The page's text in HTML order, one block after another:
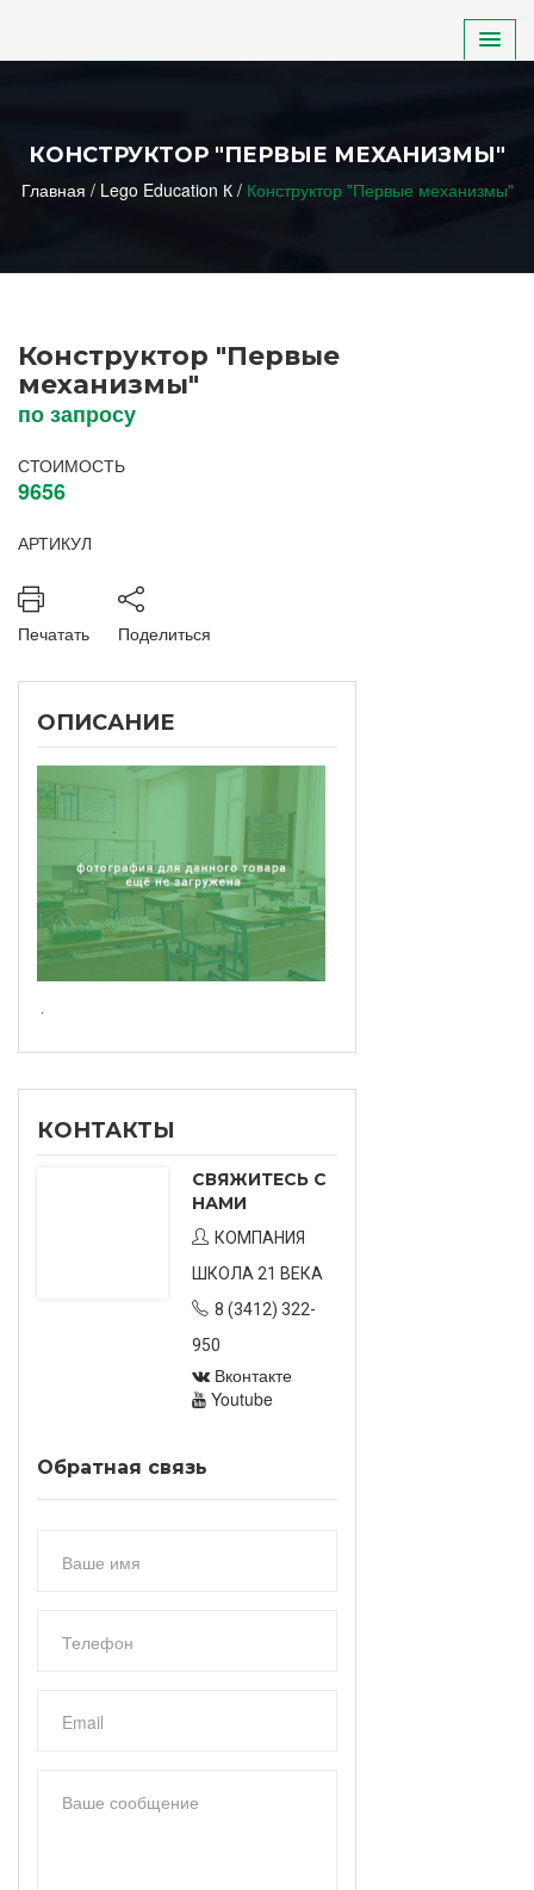
ИНКЛЮЗИВНОЕ ОБРАЗОВАНИЕ
КОНСТРУКТОР "ПЕРВЫЕ МЕХАНИЗМЫ"
Главная / Lego Education К / Конструктор "Первые механизмы"
Конструктор "Первые
механизмы"
по запросу
СТОИМОСТЬ
9656
АРТИКУЛ
Печатать Поделиться
ОПИСАНИЕ
КОНТАКТЫ
СВЯЖИТЕСЬ С
НАМИ
КОМПАНИЯ
ШКОЛА 21 ВЕКА
8 (3412) 322-
950
Вконтакте
Youtube
Обратная связь